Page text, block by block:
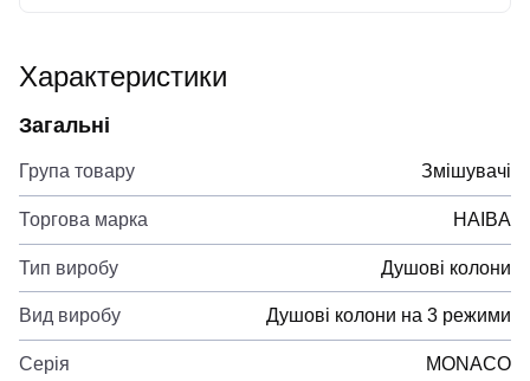
Характеристики
Загальні
Група товару Змішувачі
Торгова марка HAIBA
Тип виробу Душові колони
Вид виробу Душові колони на 3 режими
Серія MONACO